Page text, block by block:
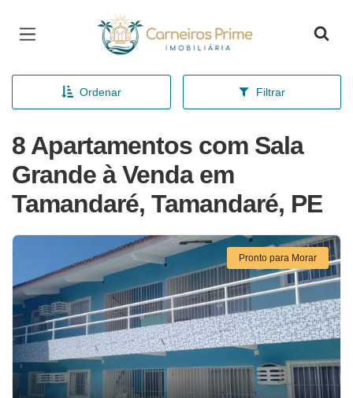
Página inicial
Ordenar Filtrar
8 Apartamentos com Sala
Grande à Venda em
Tamandaré, Tamandaré, PE
Pronto para Morar